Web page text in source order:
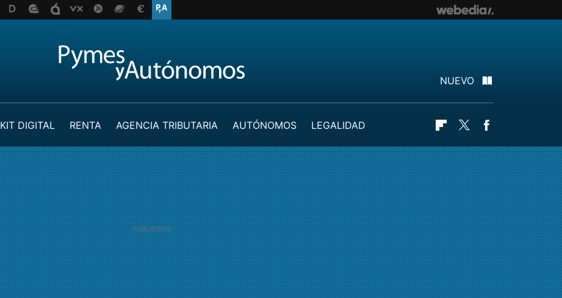
NUEVO
KIT DIGITAL RENTA AGENCIA TRIBUTARIA AUTÓNOMOS
LEGALIDAD
Flipboard
Twitter